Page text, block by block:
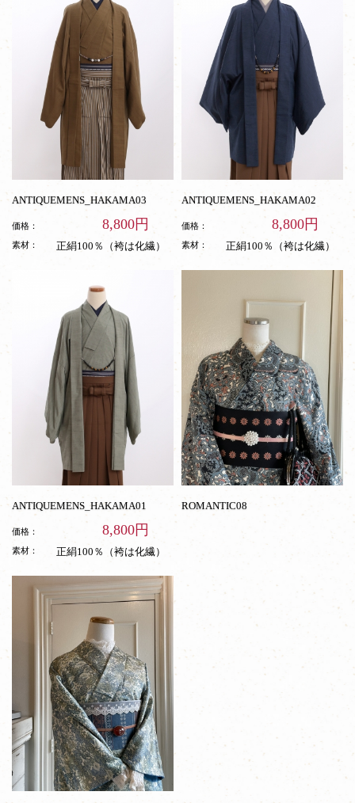
ANTIQUEMENS_HAKAMA03
価格： 8,800円
素材： 正絹100％（袴は化繊）
ANTIQUEMENS_HAKAMA02
価格： 8,800円
素材： 正絹100％（袴は化繊）
ANTIQUEMENS_HAKAMA01
価格： 8,800円
素材： 正絹100％（袴は化繊）
ROMANTIC08